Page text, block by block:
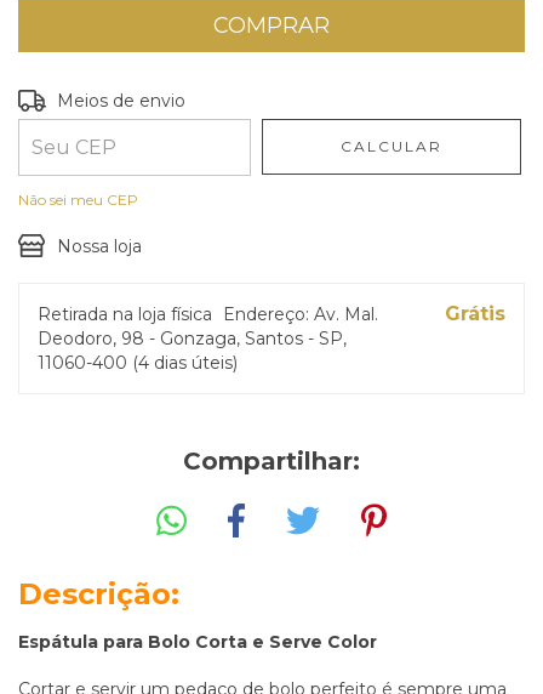
Entregas para o CEP:
Meios de envio
CALCULAR
Não sei meu CEP
Nossa loja
Retirada na loja física
Endereço: Av. Mal.
Deodoro, 98 - Gonzaga, Santos - SP,
11060-400 (4 dias úteis)
Grátis
Compartilhar:
Descrição:
Espátula para Bolo Corta e Serve Color
Cortar e servir um pedaço de bolo perfeito é sempre uma